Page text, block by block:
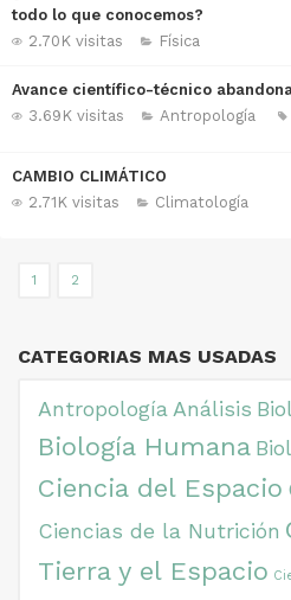
todo lo que conocemos?
2.70K visitas
Física
Avance científico-técnico
3.69K visitas
Antropología
CAMBIO CLIMÁTICO
2.71K visitas
Climatología
1 2
CATEGORIAS MAS USADAS
Antropología Análisis
Biología Humana
Ciencia del Espacio
Ciencias de la Nutrición
Tierra y el Espacio